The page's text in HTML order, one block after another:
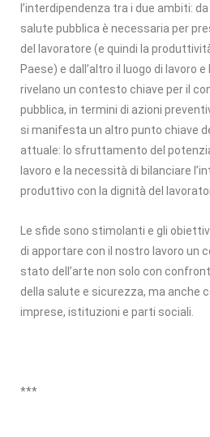
l’interdipendenza tra i due ambiti:
salute pubblica è necessaria per
del lavoratore (e quindi la
Paese) e dall’altro il luogo di lavoro
rivelano un contesto chiave per il
pubblica, in termini di azioni
si manifesta un altro punto chiave
attuale: lo sfruttamento del
lavoro e la necessità di bilanciare
produttivo con la dignità del
Le sfide sono stimolanti e gli
di apportare con il nostro lavoro un
stato dell’arte non solo con
della salute e sicurezza, ma anche
imprese, istituzioni e parti sociali.
***